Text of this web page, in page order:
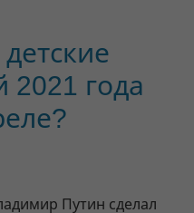
2021 года
Путин сделал